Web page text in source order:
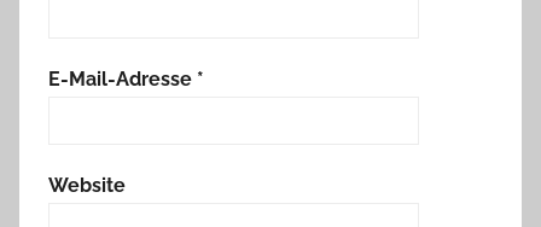
uE-Mail-Adresse *
Website